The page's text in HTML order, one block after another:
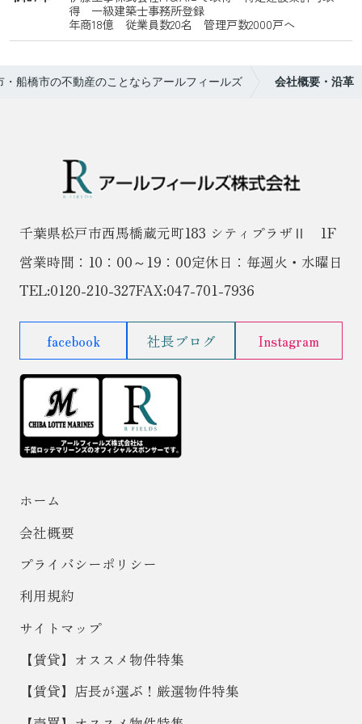
得 一級建築士事務所登録
年商18億 従業員数20名 管理戸数2000戸へ
・船橋市の不動産のことならアールフィールズ 会社概要・沿革
千葉県松戸市西馬橋蔵元町183 シティプラザⅡ 1F
営業時間：10：00～19：00定休日：毎週火・水曜日
TEL:0120-210-327FAX:047-701-7936
facebook 社長ブログ Instagram
ホーム
会社概要
プライバシーポリシー
利用規約
サイトマップ
【賃貸】オススメ物件特集
【賃貸】店長が選ぶ！厳選物件特集